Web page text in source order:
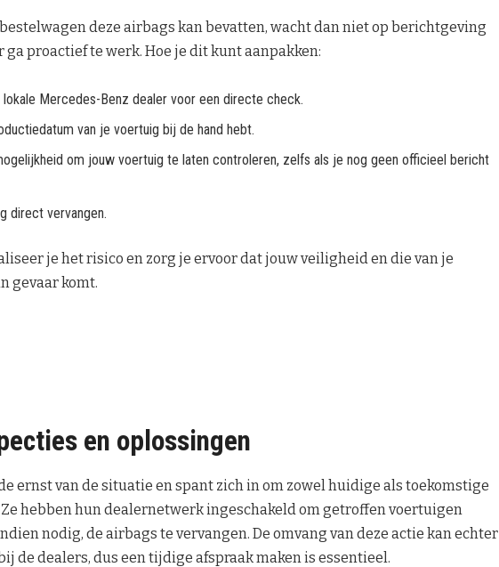
deze airbags kan bevatten, wacht dan niet op berichtgeving
ga proactief te werk. Hoe je dit kunt aanpakken:
Mercedes-Benz dealer voor een directe check.
van je voertuig bij de hand hebt.
om jouw voertuig te laten controleren, zelfs als je nog geen officieel bericht
direct vervangen.
je het risico en zorg je ervoor dat jouw veiligheid en die van je
gevaar komt.
en oplossingen
ernst van de situatie en spant zich in om zowel huidige als toekomstige
hebben hun dealernetwerk ingeschakeld om getroffen voertuigen
nodig, de airbags te vervangen. De omvang van deze actie kan echter
de dealers, dus een tijdige afspraak maken is essentieel.